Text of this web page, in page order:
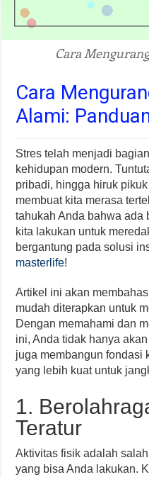
Cara
Cara
Alami:
Stres telah menjadi
kehidupan modern.
pribadi, hingga hiruk
membuat kita merasa
tahukah Anda bahwa ada
kita lakukan untuk
bergantung pada solusi
masterlife!
Artikel ini akan
mudah diterapkan untuk
Dengan memahami dan
ini, Anda tidak hanya
juga membangun fondasi
yang lebih kuat untuk
1.
Teratur
Aktivitas fisik adalah
yang bisa Anda lakukan.